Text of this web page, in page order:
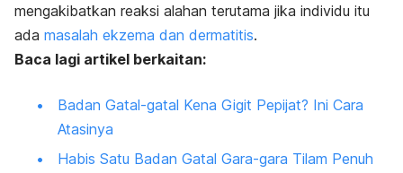
mengakibatkan reaksi alahan terutama jika individu itu
ada masalah ekzema dan dermatitis.
Baca lagi artikel berkaitan:
Badan Gatal-gatal Kena Gigit Pepijat? Ini Cara
Atasinya
Habis Satu Badan Gatal Gara-gara Tilam Penuh